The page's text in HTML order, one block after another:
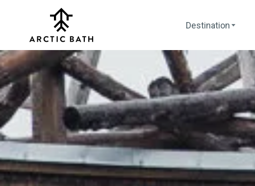
Destination